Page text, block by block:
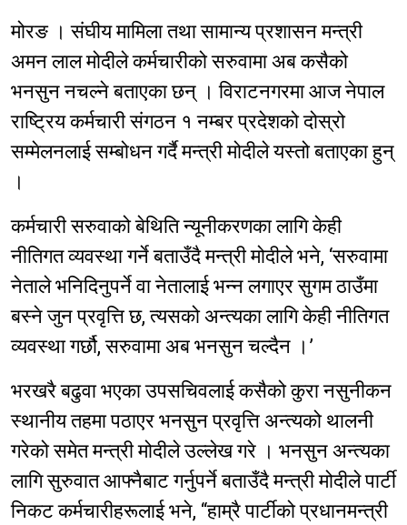
मोरङ । संघीय मामिला तथा सामान्य प्रशासन मन्त्री
अमन लाल मोदीले कर्मचारीको सरुवामा अब कसैको
भनसुन नचल्ने बताएका छन् । विराटनगरमा आज नेपाल
राष्ट्रिय कर्मचारी संगठन १ नम्बर प्रदेशको दोस्रो
सम्मेलनलाई सम्बोधन गर्दै मन्त्री मोदीले यस्तो बताएका हुन्
।
कर्मचारी सरुवाको बेथिति न्यूनीकरणका लागि केही
नीतिगत व्यवस्था गर्ने बताउँदै मन्त्री मोदीले भने, ‘सरुवामा
नेताले भनिदिनुपर्ने वा नेतालाई भन्न लगाएर सुगम ठाउँमा
बस्ने जुन प्रवृत्ति छ, त्यसको अन्त्यका लागि केही नीतिगत
व्यवस्था गर्छौ, सरुवामा अब भनसुन चल्दैन ।’
भरखरै बढुवा भएका उपसचिवलाई कसैको कुरा नसुनीकन
स्थानीय तहमा पठाएर भनसुन प्रवृत्ति अन्त्यको थालनी
गरेको समेत मन्त्री मोदीले उल्लेख गरे । भनसुन अन्त्यका
लागि सुरुवात आफ्नैबाट गर्नुपर्ने बताउँदै मन्त्री मोदीले पार्टी
निकट कर्मचारीहरूलाई भने, “हाम्रै पार्टीको प्रधानमन्त्री